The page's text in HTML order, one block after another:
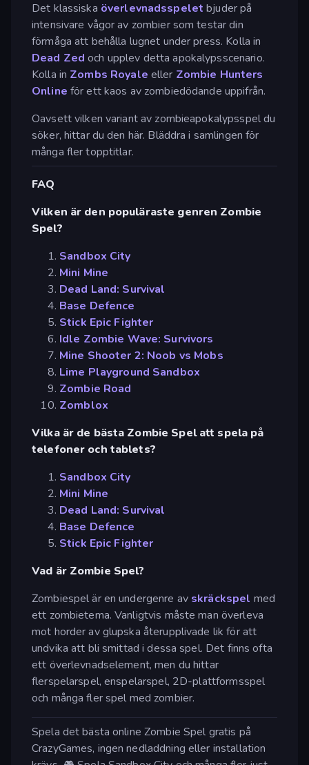
Det klassiska överlevnadsspelet bjuder på
intensivare vågor av zombier som testar din
förmåga att behålla lugnet under press. Kolla in
Dead Zed och upplev detta apokalypsscenario.
Kolla in Zombs Royale eller Zombie Hunters
Online för ett kaos av zombiedödande uppifrån.
Oavsett vilken variant av zombieapokalypsspel du
söker, hittar du den här. Bläddra i samlingen för
många fler topptitlar.
FAQ
Vilken är den populäraste genren Zombie
Spel?
Sandbox City
Mini Mine
Dead Land: Survival
Base Defence
Stick Epic Fighter
Idle Zombie Wave: Survivors
Mine Shooter 2: Noob vs Mobs
Lime Playground Sandbox
Zombie Road
Zomblox
Vilka är de bästa Zombie Spel att spela på
telefoner och tablets?
Sandbox City
Mini Mine
Dead Land: Survival
Base Defence
Stick Epic Fighter
Vad är Zombie Spel?
Zombiespel är en undergenre av skräckspel med
ett zombietema. Vanligtvis måste man överleva
mot horder av glupska återupplivade lik för att
undvika att bli smittad i dessa spel. Det finns ofta
ett överlevnadselement, men du hittar
flerspelarspel, enspelarspel, 2D-plattformsspel
och många fler spel med zombier.
Spela det bästa online Zombie Spel gratis på
CrazyGames, ingen nedladdning eller installation